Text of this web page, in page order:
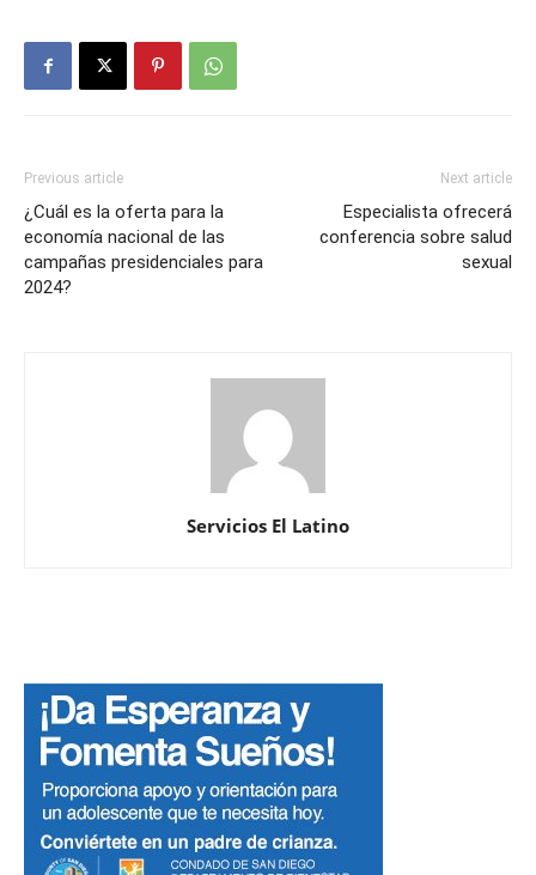
Previous article
¿Cuál es la oferta para la
economía nacional de las
campañas presidenciales para
2024?
Next article
Especialista ofrecerá
conferencia sobre salud
sexual
Servicios El Latino